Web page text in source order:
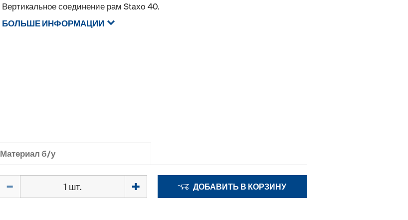
Вертикальное соединение рам Staxo 40.
БОЛЬШЕ ИНФОРМАЦИИ
Материал б/у
ДОБАВИТЬ В КОРЗИНУ